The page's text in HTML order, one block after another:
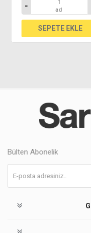
- ad
Bülten Abonelik